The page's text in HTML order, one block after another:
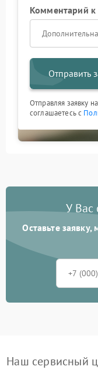
Комментарий к
Отправить
Отправляя заявку
соглашаетесь с
У Вас
Оставьте
Наш сервисный